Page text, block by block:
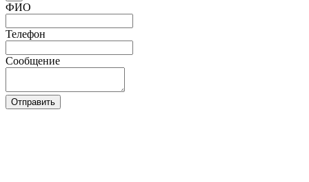
ФИО
Телефон
Сообщение
Отправить